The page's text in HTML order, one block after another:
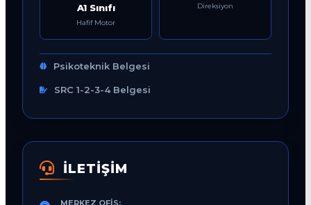
A1 Sınıfı
Hafif Motor
Direksiyon
Psikoteknik Belgesi
SRC 1-2-3-4 Belgesi
İLETİŞİM
MERKEZ OFIS: